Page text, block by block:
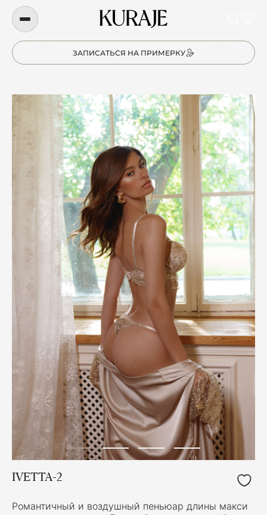
ЗАПИСАТЬСЯ НА ПРИМЕРКУ
IVETTA-2
Романтичный и воздушный пеньюар длины макси